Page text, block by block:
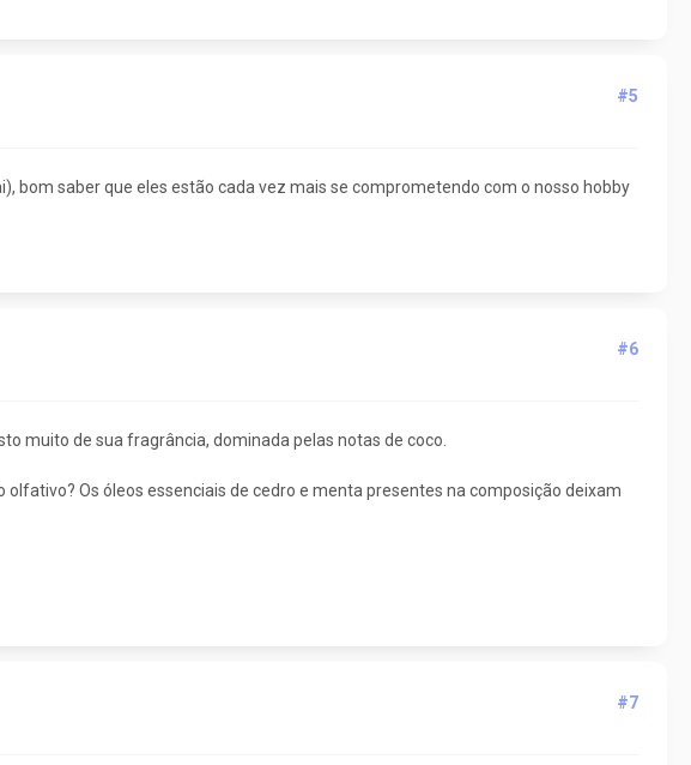
#5
bom saber que eles estão cada vez mais se comprometendo com o nosso hobby
#6
muito de sua fragrância, dominada pelas notas de coco.
Os óleos essenciais de cedro e menta presentes na composição deixam
#7